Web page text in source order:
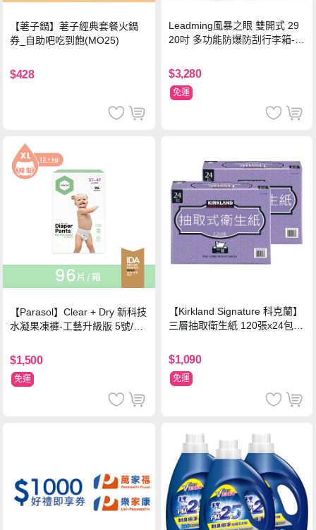
【荖子鍋】荖子經典套餐火鍋
券_自助吧吃到飽(MO25)
$428
Leadming風暴之眼 雙開式 29
20吋 多功能防爆防刮行李箱-海
$3,280
免運
【Parasol】Clear + Dry 新科技
水凝果凍褲-工藝升級版 5號/XL
$1,500
免運
【Kirkland Signature 科克蘭】
三層抽取衛生紙 120張x24包x2
$1,090
免運